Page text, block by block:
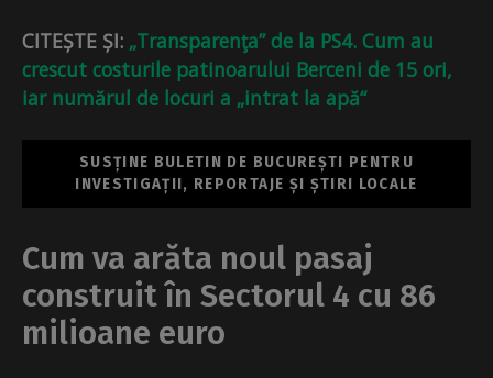
CITEȘTE ȘI: „Transparenţa” de la PS4. Cum au
crescut costurile patinoarului Berceni de 15 ori,
iar numărul de locuri a „intrat la apă“
SUSȚINE BULETIN DE BUCUREȘTI PENTRU
INVESTIGAȚII, REPORTAJE ȘI ȘTIRI LOCALE
Cum va arăta noul pasaj
construit în Sectorul 4 cu 86
milioane euro